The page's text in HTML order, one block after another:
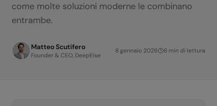
come molte soluzioni moderne le combinano
entrambe.
Matteo Scutifero
Founder & CEO, DeepElse
8 gennaio 2026 8 min di lettura